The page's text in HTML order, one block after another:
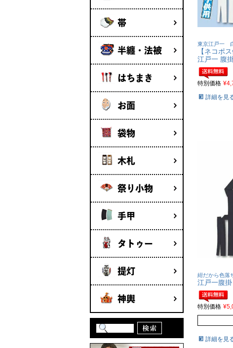
帯
半纏・法被
はちまき
お面
袋物
木札
祭り小物
手甲
タトゥー
提灯
神輿
東京江戸一
【ネコポ
江戸一 腹
特別価格 ¥
詳細を見
紺だから色落
江戸一腹
特別価格 ¥
詳細を見